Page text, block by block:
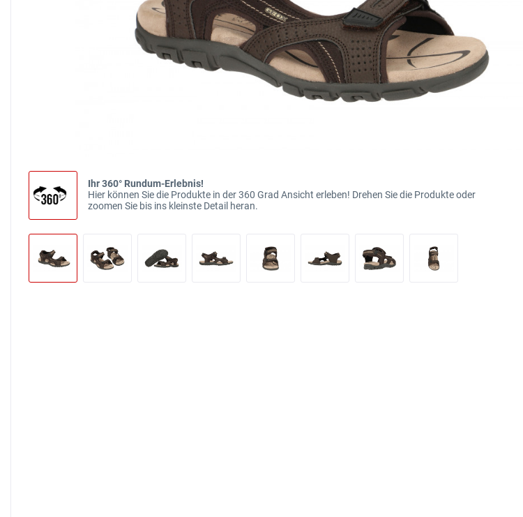
Ihr 360° Rundum-Erlebnis!
Hier können Sie die Produkte in der 360 Grad Ansicht erleben! Drehen Sie die Produkte oder
zoomen Sie bis ins kleinste Detail heran.